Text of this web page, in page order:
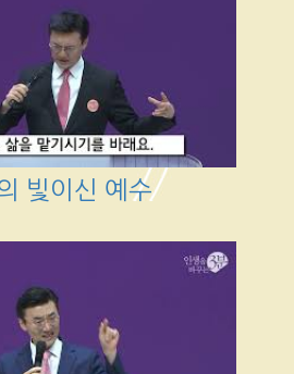
빛이신 예수